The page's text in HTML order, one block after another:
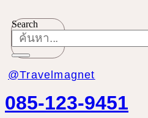
Search
@Travelmagnet
085-123-9451